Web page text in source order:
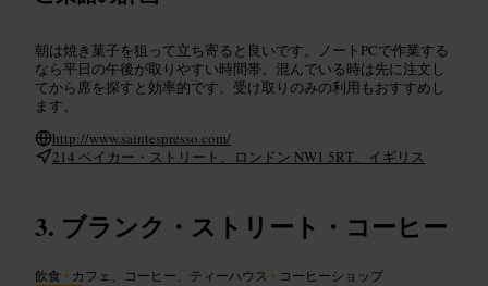
朝は焼き菓子を狙って立ち寄ると良いです。ノートPCで作業する
なら平日の午後が取りやすい時間帯。混んでいる時は先に注文し
てから席を探すと効率的です。受け取りのみの利用もおすすめし
ます。
http://www.saintespresso.com/
214 ベイカー・ストリート、ロンドン NW1 5RT、イギリス
ブランク・ストリート・コーヒー
飲食 • カフェ、コーヒー、ティーハウス • コーヒーショップ